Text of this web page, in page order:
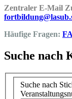
Zentraler E-Mail
Häufige Fragen:
Suche nach
Suche nach